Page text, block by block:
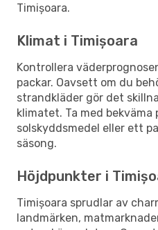
Timișoara.
Klimat i Timișoara
Kontrollera
packar. Oavsett om du
strandkläder gör det
klimatet. Ta med bekväma
solskyddsmedel eller ett
säsong.
Höjdpunkter i
Timișoara sprudlar av
landmärken,